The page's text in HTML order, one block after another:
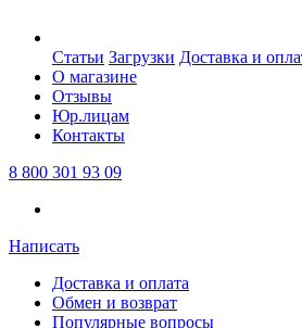
Статьи Загрузки Доставка и
О магазине
Отзывы
Юр.лицам
Контакты
8 800 301 93 09
Написать
Доставка и оплата
Обмен и возврат
Популярные вопросы